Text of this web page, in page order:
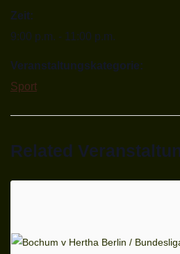
Zeit:
9:00 p.m. - 11:00 p.m.
Veranstaltungskategorie:
Sport
Related